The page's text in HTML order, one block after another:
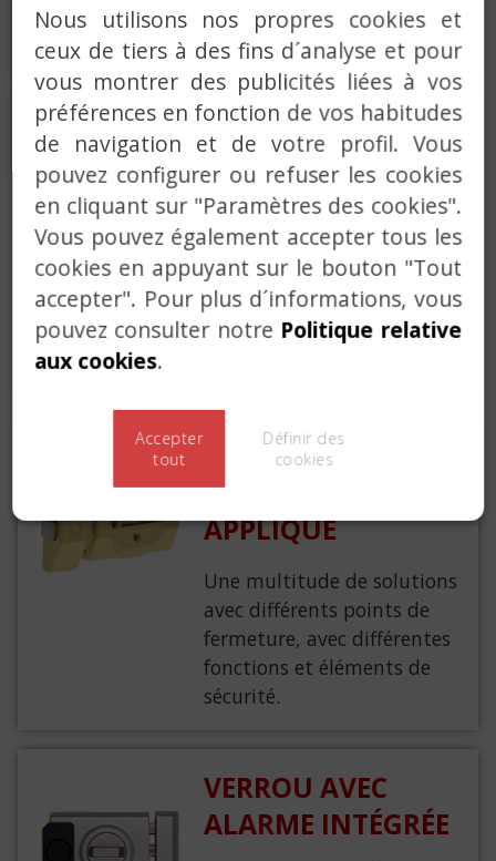
la fermeture et simplifiant
le travail de l'installateur.
SERRURE À LARDER
PORTE EN BOIS
Une gamme de serrures à
encastrer en constante
évolution, options coupe-
feu et anti-panique,
différentes finitions,
VERROUS ET
SERRURES EN
APPLIQUE
Une multitude de solutions
avec différents points de
fermeture, avec différentes
fonctions et éléments de
sécurité.
VERROU AVEC
ALARME INTÉGRÉE
Nous utilisons nos propres cookies et
ceux de tiers à des fins d´analyse et pour
vous montrer des publicités liées à vos
préférences en fonction de vos habitudes
de navigation et de votre profil. Vous
pouvez configurer ou refuser les cookies
en cliquant sur "Paramètres des cookies".
Vous pouvez également accepter tous les
cookies en appuyant sur le bouton "Tout
accepter". Pour plus d´informations, vous
pouvez consulter notre Politique relative
aux cookies.
Accepter
tout
Définir des
cookies